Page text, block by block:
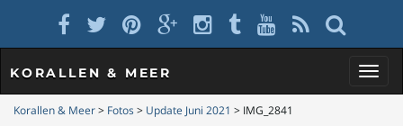
KORALLEN & MEER
Korallen & Meer> Fotos > Update Juni 2021 > IMG_2841